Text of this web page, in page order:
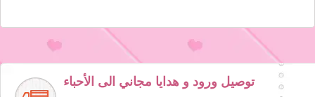
توصيل ورود و هدايا مجاني الى الأحباء